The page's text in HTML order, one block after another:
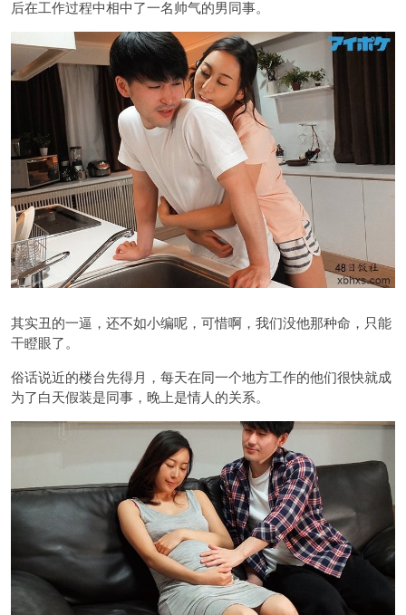
后在工作过程中相中了一名帅气的男同事。
其实丑的一逼，还不如小编呢，可惜啊，我们没他那种命，只能
干瞪眼了。
俗话说近的楼台先得月，每天在同一个地方工作的他们很快就成
为了白天假装是同事，晚上是情人的关系。